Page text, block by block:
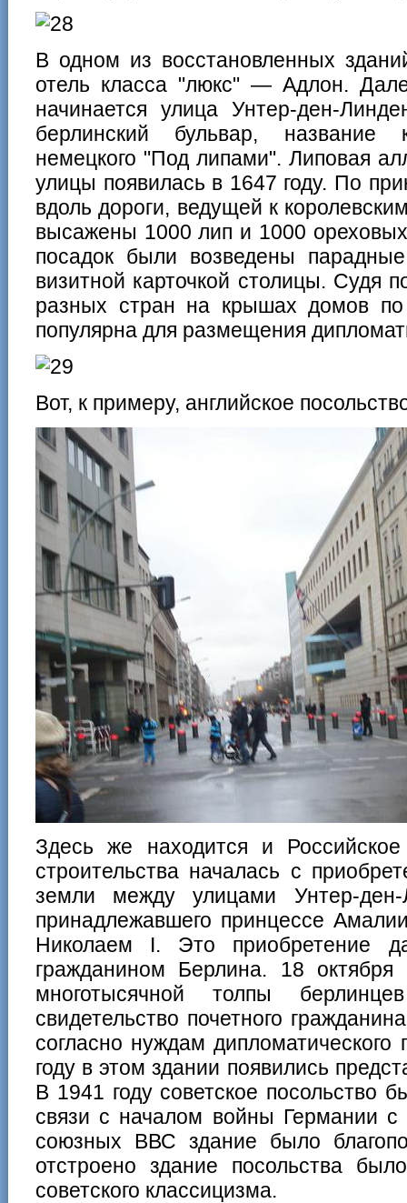
В одном из восстановленных
отель класса "люкс" — Адлон.
начинается улица Унтер-ден-
берлинский бульвар, название
немецкого "Под липами". Липовая
улицы появилась в 1647 году. По
вдоль дороги, ведущей к
высажены 1000 лип и 1000
посадок были возведены
визитной карточкой столицы. Судя
разных стран на крышах домов
популярна для размещения
Вот, к примеру, английское
Здесь же находится и
строительства началась с
земли между улицами Унтер-
принадлежавшего принцессе
Николаем I. Это приобретение
гражданином Берлина. 18 октября
многотысячной толпы
свидетельство почетного
согласно нуждам дипломатического
году в этом здании появились
В 1941 году советское посольство
связи с началом войны Германии
союзных ВВС здание было
отстроено здание посольства
советского классицизма.